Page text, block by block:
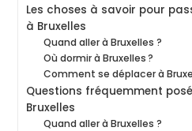
Les choses à savoir pour
à Bruxelles
Quand aller à Bruxelles ?
Où dormir à Bruxelles ?
Comment se déplacer à
Questions fréquemment
Bruxelles
Quand aller à Bruxelles ?